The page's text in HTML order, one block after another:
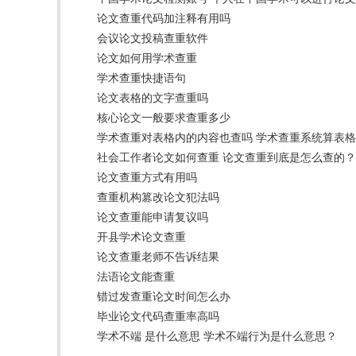
论文查重代码加注释有用吗
会议论文投稿查重软件
论文如何用学术查重
学术查重快捷语句
论文表格的文字查重吗
核心论文一般要求查重多少
学术查重对表格内的内容也查吗 学术查重系统算表
社会工作者论文如何查重 论文查重到底是怎么查的？
论文查重方式有用吗
查重机构篡改论文犯法吗
论文查重能申请复议吗
开县学术论文查重
论文查重老师不告诉结果
法语论文能查重
错过发查重论文时间怎么办
毕业论文代码查重率高吗
学术不端 是什么意思 学术不端行为是什么意思？